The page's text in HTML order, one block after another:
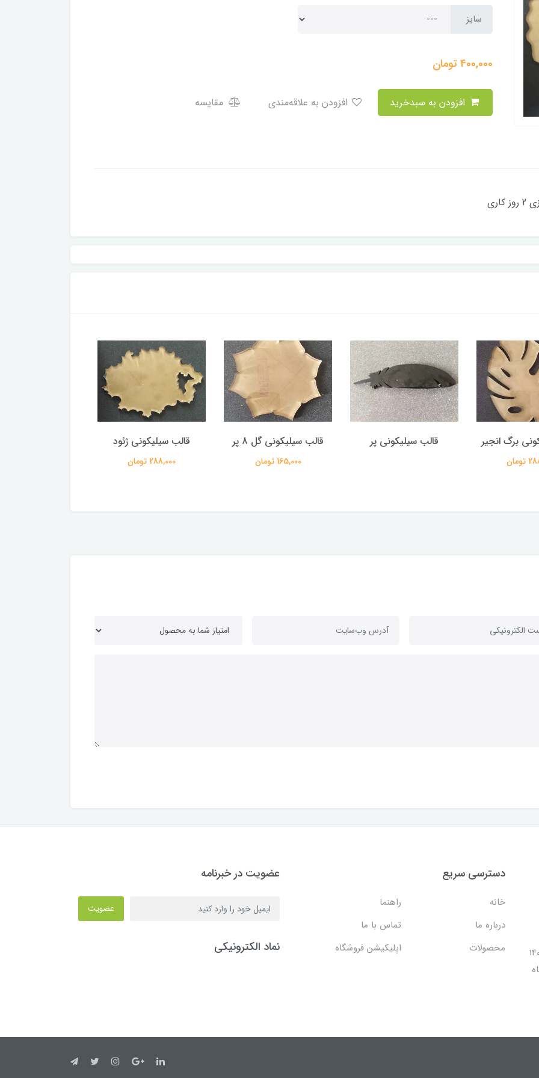
سایز
400,000تومان
مقایسه
برگ انجیر قالب سیلیکونی پر قالب سیلیکونی گل 8 پر
165,000 تومان
قالب سیلیکونی ژئود
288,000 تومان
شعبه مرکزی در فضایی بالغ بر 140
دسترسی سریع
خانه
راهنما
درباره ما
تماس با ما
محصولات
اپلیکیشن فروشگاه
عضویت در خبرنامه
عضویت
نماد الکترونیکی